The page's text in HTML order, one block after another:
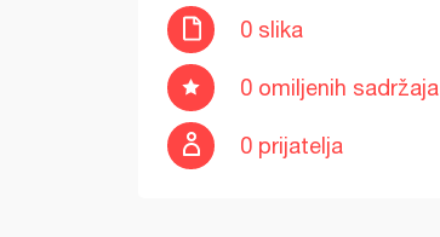
0 slika
0 omiljenih sadržaja
0 prijatelja